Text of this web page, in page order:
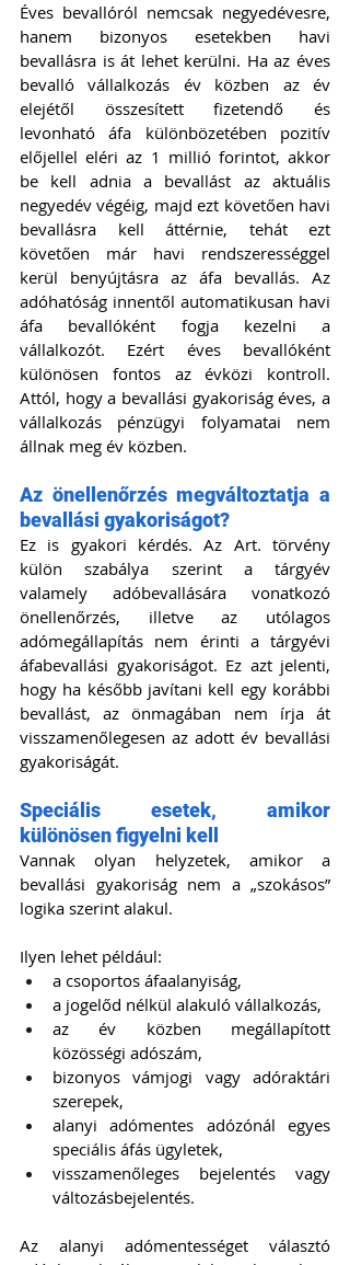
Éves bevallóról nemcsak negyedévesre,
hanem bizonyos esetekben havi
bevallásra is át lehet kerülni. Ha az éves
bevalló vállalkozás év közben az év
elejétől összesített fizetendő és
levonható áfa különbözetében pozitív
előjellel eléri az 1 millió forintot, akkor
be kell adnia a bevallást az aktuális
negyedév végéig, majd ezt követően havi
bevallásra kell áttérnie, tehát ezt
követően már havi rendszerességgel
kerül benyújtásra az áfa bevallás. Az
adóhatóság innentől automatikusan havi
áfa bevallóként fogja kezelni a
vállalkozót. Ezért éves bevallóként
különösen fontos az évközi kontroll.
Attól, hogy a bevallási gyakoriság éves, a
vállalkozás pénzügyi folyamatai nem
állnak meg év közben.
Az önellenőrzés megváltoztatja a
bevallási gyakoriságot?
Ez is gyakori kérdés. Az Art. törvény
külön szabálya szerint a tárgyév
valamely adóbevallására vonatkozó
önellenőrzés, illetve az utólagos
adómegállapítás nem érinti a tárgyévi
áfabevallási gyakoriságot. Ez azt jelenti,
hogy ha később javítani kell egy korábbi
bevallást, az önmagában nem írja át
visszamenőlegesen az adott év bevallási
gyakoriságát.
Speciális esetek, amikor
különösen figyelni kell
Vannak olyan helyzetek, amikor a
bevallási gyakoriság nem a „szokásos”
logika szerint alakul.
Ilyen lehet például:
a csoportos áfaalanyiság,
a jogelőd nélkül alakuló vállalkozás,
az év közben megállapított
közösségi adószám,
bizonyos vámjogi vagy adóraktári
szerepek,
alanyi adómentes adózónál egyes
speciális áfás ügyletek,
visszamenőleges bejelentés vagy
változásbejelentés.
Az alanyi adómentességet választó